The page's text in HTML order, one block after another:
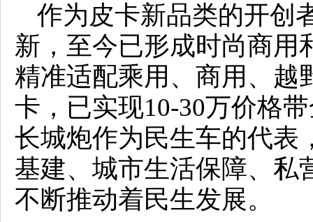
作为皮卡新品类的开创
新，至今已形成时尚商用
精准适配乘用、商用、越
卡，已实现10-30万价格
长城炮作为民生车的代表
基建、城市生活保障、私
不断推动着民生发展。